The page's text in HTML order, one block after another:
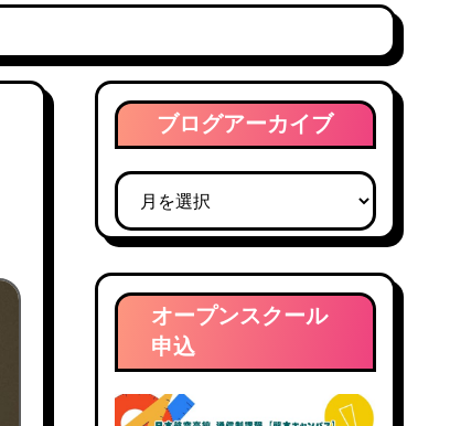
ブログアーカイブ
ブ
ロ
グ
ア
ー
イ
ブ
オープンスクール
申込